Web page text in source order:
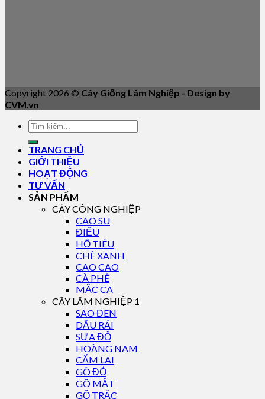
Copyright 2026 © Cây Giống Lâm Nghiệp - Design by
CVM.vn
TRANG CHỦ
GIỚI THIỆU
HOẠT ĐỘNG
TƯ VẤN
SẢN PHẨM
CÂY CÔNG NGHIỆP
CAO SU
ĐIỀU
HỒ TIÊU
CHÈ XANH
CAO CAO
CÀ PHÊ
MẮC CA
CÂY LÂM NGHIỆP 1
SAO ĐEN
DẦU RÁI
SƯA ĐỎ
HOÀNG NAM
CẨM LAI
GÕ ĐỎ
GÕ MẬT
GỖ TRẮC